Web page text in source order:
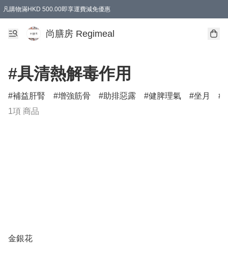
凡購物滿HKD 500.00即享運費減免優惠
尚膳房 Regimeal
#具清熱解毒作用
補益肝腎 增強筋骨 助排惡露 健脾理氣 坐月
1項 商品
金銀花